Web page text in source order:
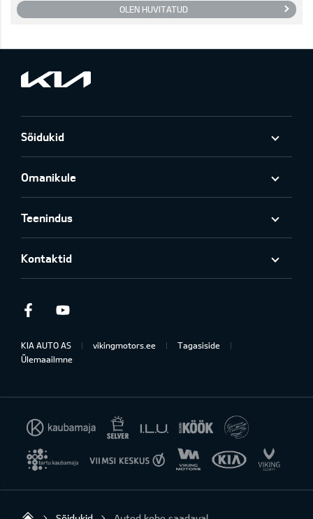
OLEN HUVITATUD
Sõidukid
Omanikule
Teenindus
Kontaktid
Facebook
KIA AUTO AS vikingmotors.ee
Tagasiside
Ülemaailmne